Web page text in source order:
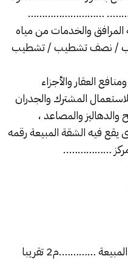
………………………
المرافق والخدمات من مياه
/ نصف تشطيب / تشطيب
العقار والأجزاء
المشترك والجدران
والدهاليز والمصاعد ،
فيه الشقة المبيعة رقمه
……………..
ومساحة العقار الذى يقع به الشقة المبيعة ………….م2 تقريبا